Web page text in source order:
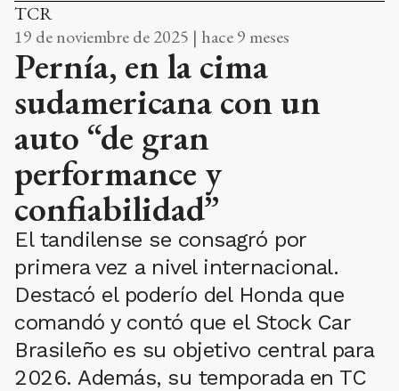
TCR
19 de noviembre de 2025 | hace 9 meses
Pernía, en la cima
sudamericana con un
auto “de gran
performance y
confiabilidad”
El tandilense se consagró por
primera vez a nivel internacional.
Destacó el poderío del Honda que
comandó y contó que el Stock Car
Brasileño es su objetivo central para
2026. Además, su temporada en TC